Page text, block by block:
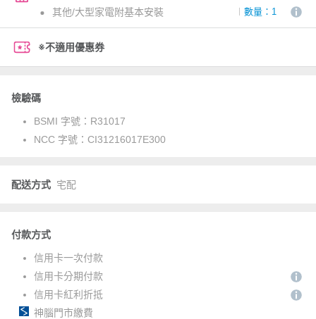
其他/大型家電附基本安裝
數量：1
※不適用優惠券
檢驗碼
BSMI 字號： R31017
NCC 字號： CI31216017E300
配送方式 宅配
付款方式
信用卡一次付款
信用卡分期付款
信用卡紅利折抵
神腦門市繳費